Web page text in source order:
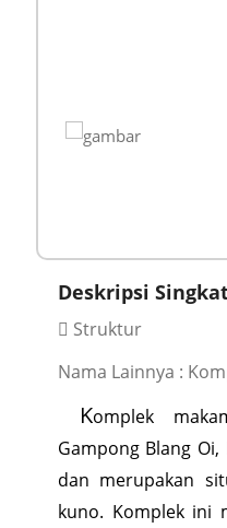
Deskripsi
Struktur
Nama Lainnya :
Komplek
Gampong Blang
dan merupakan
kuno. Komplek ini